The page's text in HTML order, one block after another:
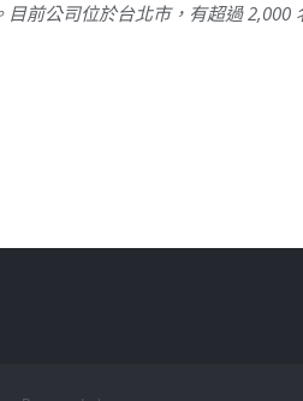
前公司位於台北市，有超過 2,000